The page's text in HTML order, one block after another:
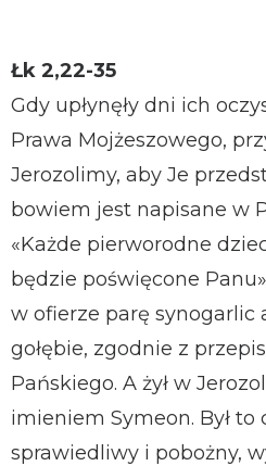
Łk 2,22-35
Gdy upłynęły dni ich
Prawa Mojżeszowego,
Jerozolimy, aby Je
bowiem jest napisane w
«Każde pierworodne
będzie poświęcone
w ofierze parę synogarlic
gołębie, zgodnie z
Pańskiego. A żył w
imieniem Symeon. Był to
sprawiedliwy i pobożny,